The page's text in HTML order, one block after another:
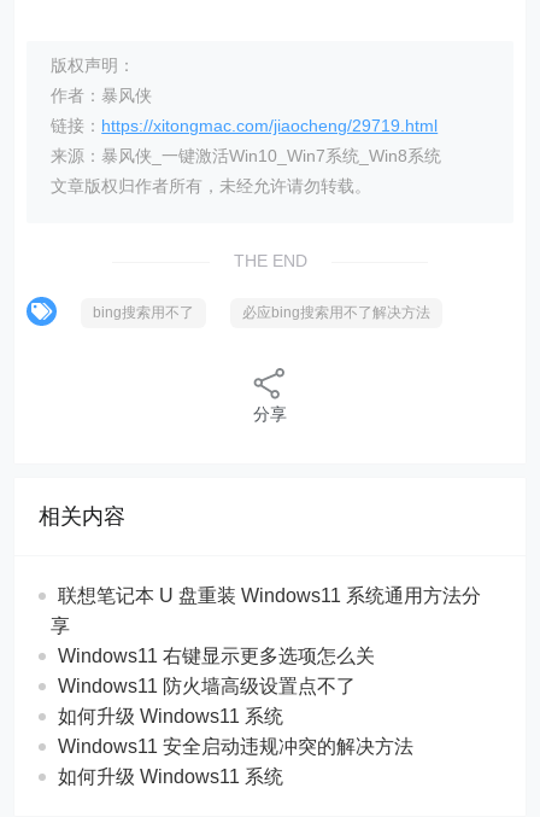
版权声明：
作者：暴风侠
链接： https://xitongmac.com/jiaocheng/29719.html
来源：暴风侠_一键激活Win10_Win7系统_Win8系统
文章版权归作者所有，未经允许请勿转载。
THE END
bing搜索用不了 必应bing搜索用不了解决方法
分享
相关内容
联想笔记本 U 盘重装 Windows11 系统通用方法分
享
Windows11 右键显示更多选项怎么关
Windows11 防火墙高级设置点不了
如何升级 Windows11 系统
Windows11 安全启动违规冲突的解决方法
如何升级 Windows11 系统